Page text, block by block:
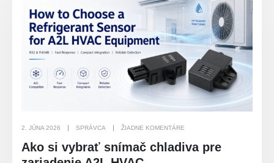
2. JÚNA 2026 SPRÁVCA ŽIADNE KOMENTÁRE
Ako si vybrať snímač chladiva pre